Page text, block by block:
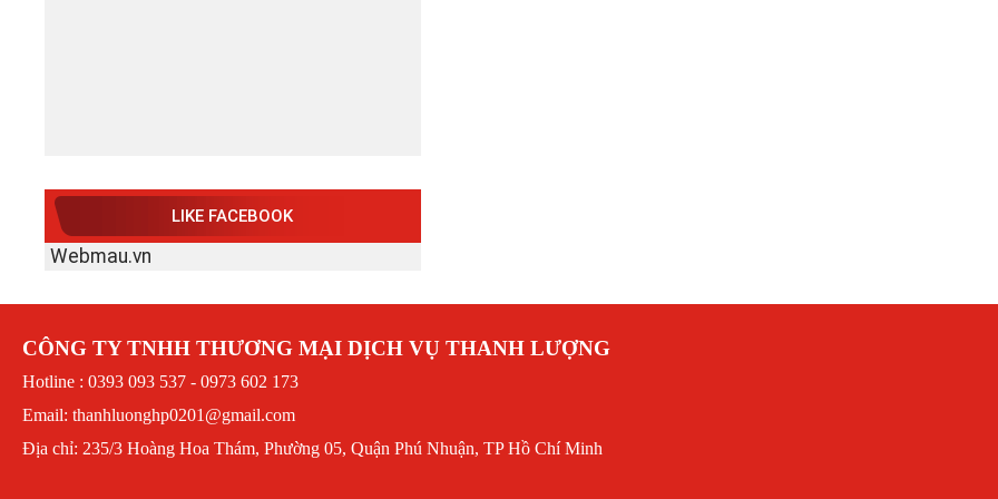
LIKE FACEBOOK
Webmau.vn
CÔNG TY TNHH THƯƠNG MẠI DỊCH VỤ THANH LƯỢNG
Hotline : 0393 093 537 - 0973 602 173
Email: thanhluonghp0201@gmail.com
Địa chỉ: 235/3 Hoàng Hoa Thám, Phường 05, Quận Phú Nhuận, TP Hồ Chí Minh